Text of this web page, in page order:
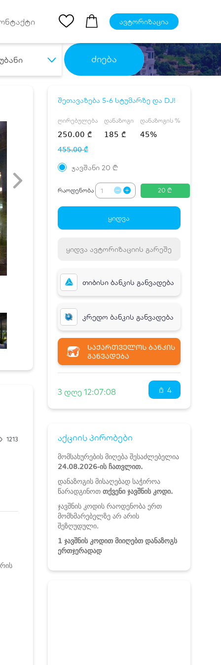
ავტორიზაცია
ძიება
1213
შეთავაზება 5-6 სტუმარზე და DJ!
ღირებულება
250.00 ₾
455.00 ₾
დანაზოგი
185 ₾
დანაზოგის %
45%
ჯავშანი 20 ₾
რაოდენობა 20 ₾
ყიდვა
ყიდვა ავტორიზაციის გარეშე
თიბისი ბანკის განვადება
კრედო ბანკის განვადება
ᲡᲐᲥᲐᲠᲗᲕᲔᲚᲝᲡ ᲑᲐᲜᲙᲘᲡ
ᲒᲐᲜᲕᲐᲓᲔᲑᲐ
3 დღე 12:07:08 4
აქციის პირობები
მომსახურების მიღება შესაძლებელია
24.08.2026-ისჩათვლით.
დანაზოგის მისაღებად საჭიროა
წარადგინოთთქვენი ჯავშნის კოდი.
ჯავშნის კოდის რაოდენობა ერთ
მომხმარებელზე არ არის
შეზღუდული.
1 ჯავშნის კოდით მიიღებთ დანაზოგს
ერთჯერადად